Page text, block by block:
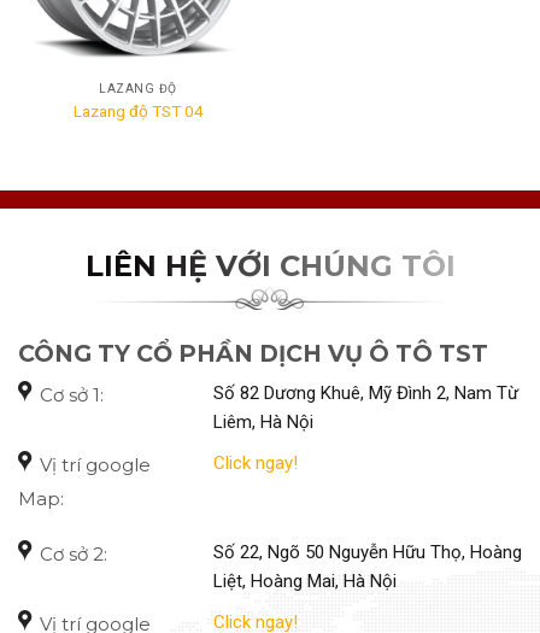
LAZANG ĐỘ
Lazang độ TST 04
LIÊN HỆ VỚI CHÚNG TÔI
CÔNG TY CỔ PHẦN DỊCH VỤ Ô TÔ TST
Cơ sở 1:
Số 82 Dương Khuê, Mỹ Đình 2, Nam Từ
Liêm, Hà Nội
Vị trí google
Map:
Click ngay!
Cơ sở 2:
Số 22, Ngõ 50 Nguyễn Hữu Thọ, Hoàng
Liệt, Hoàng Mai, Hà Nội
Vị trí google
Click ngay!